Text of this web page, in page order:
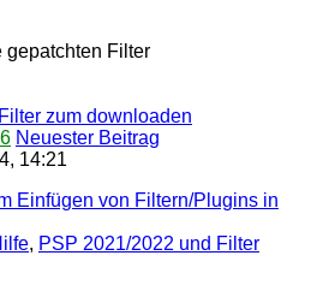
gepatchten Filter
Filter zum downloaden
Neuester Beitrag
14:21
Einfügen von Filtern/Plugins in
, PSP 2021/2022 und Filter